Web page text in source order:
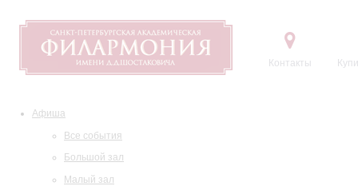
Контакты
Афиша
Все события
Большой зал
Малый зал